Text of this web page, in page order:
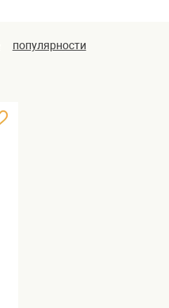
популярности